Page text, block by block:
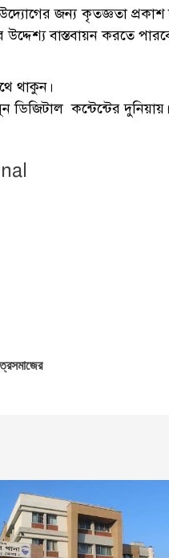
জন্য কৃতজ্ঞতা
বাস্তবায়ন করতে
থাকুন।
কন্টেন্টের দুনিয়ায়।